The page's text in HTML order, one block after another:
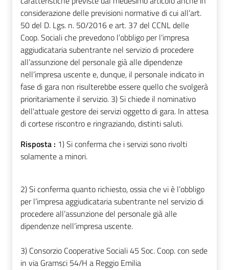
considerazione delle previsioni normative di cui all’art.
50 del D. Lgs. n. 50/2016 e art. 37 del CCNL delle
Coop. Sociali che prevedono l’obbligo per l’impresa
aggiudicataria subentrante nel servizio di procedere
all’assunzione del personale già alle dipendenze
nell’impresa uscente e, dunque, il personale indicato in
fase di gara non risulterebbe essere quello che svolgerà
prioritariamente il servizio. 3) Si chiede il nominativo
dell'attuale gestore dei servizi oggetto di gara. In attesa
di cortese riscontro e ringraziando, distinti saluti.
Risposta : 1) Si conferma che i servizi sono rivolti
solamente a minori.
2) Si conferma quanto richiesto, ossia che vi è l’obbligo
per l’impresa aggiudicataria subentrante nel servizio di
procedere all’assunzione del personale già alle
dipendenze nell’impresa uscente.
3) Consorzio Cooperative Sociali 45 Soc. Coop. con sede
in via Gramsci 54/H a Reggio Emilia